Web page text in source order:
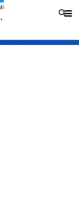
लखविंदर सिंह औलख